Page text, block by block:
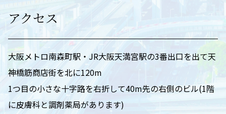
アクセス
大阪メトロ南森町駅・JR大阪天満宮駅の3番出口を出て天
神橋筋商店街を北に120m
1つ目の小さな十字路を右折して40m先の右側のビル(1階
に皮膚科と調剤薬局があります)